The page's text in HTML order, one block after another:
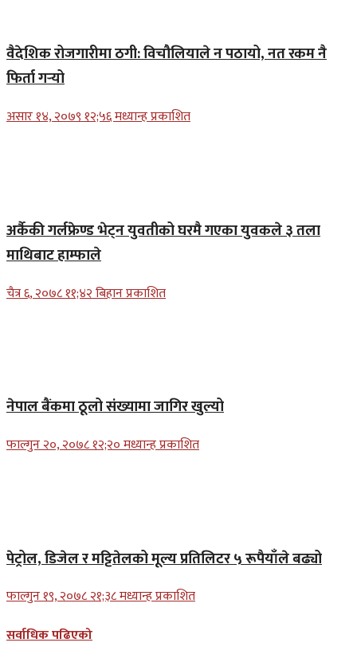
वैदेशिक रोजगारीमा ठगी: विचौलियाले न पठायो, नत रकम नै
फिर्ता गर्‍यो
असार १४, २०७९ १२;५६ मध्यान्ह प्रकाशित
अर्कैकी गर्लफ्रेण्ड भेट्न युवतीको घरमै गएका युवकले ३ तला
माथिबाट हाम्फाले
चैत्र ६, २०७८ ११;४२ बिहान प्रकाशित
नेपाल बैंकमा ठूलो संख्यामा जागिर खुल्यो
फाल्गुन २०, २०७८ १२;२० मध्यान्ह प्रकाशित
पेट्रोल, डिजेल र मट्टितेलको मूल्य प्रतिलिटर ५ रूपैयाँले बढ्यो
फाल्गुन १९, २०७८ २१;३८ मध्यान्ह प्रकाशित
सर्वाधिक पढिएको